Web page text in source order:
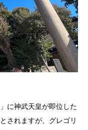
に神武天皇が即位した
されますが、グレゴリ